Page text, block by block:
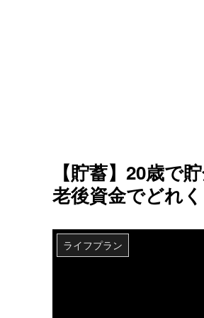
【貯蓄】20歳で
老後資金でどれ
ライフプラン